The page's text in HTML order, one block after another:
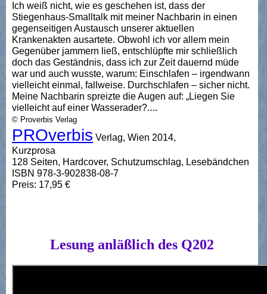
Ich weiß nicht, wie es geschehen ist, dass der
Stiegenhaus-Smalltalk mit meiner Nachbarin in einen
gegenseitigen Austausch unserer aktuellen
Krankenakten ausartete. Obwohl ich vor allem mein
Gegenüber jammern ließ, entschlüpfte mir schließlich
doch das Geständnis, dass ich zur Zeit dauernd müde
war und auch wusste, warum: Einschlafen – irgendwann
vielleicht einmal, fallweise. Durchschlafen – sicher nicht.
Meine Nachbarin spreizte die Augen auf: „Liegen Sie
vielleicht auf einer Wasserader?‥‥
© Proverbis Verlag
PROverbis Verlag, Wien 2014,
Kurzprosa
128 Seiten, Hardcover, Schutzumschlag, Lesebändchen
ISBN 978-3-902838-08-7
Preis: 17,95 €
Lesung anläßlich des Q202